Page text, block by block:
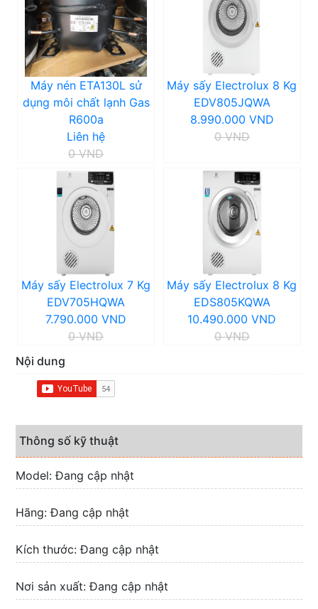
Máy nén ETA130L sử
dụng môi chất lạnh Gas
R600a
Liên hệ
0 VND
Máy sấy Electrolux 8 Kg
EDV805JQWA
8.990.000 VND
0 VND
Máy sấy Electrolux 7 Kg
EDV705HQWA
7.790.000 VND
0 VND
Máy sấy Electrolux 8 Kg
EDS805KQWA
10.490.000 VND
0 VND
Nội dung
Thông số kỹ thuật
Model: Đang cập nhật
Hãng: Đang cập nhật
Kích thước: Đang cập nhật
Nơi sản xuất: Đang cập nhật